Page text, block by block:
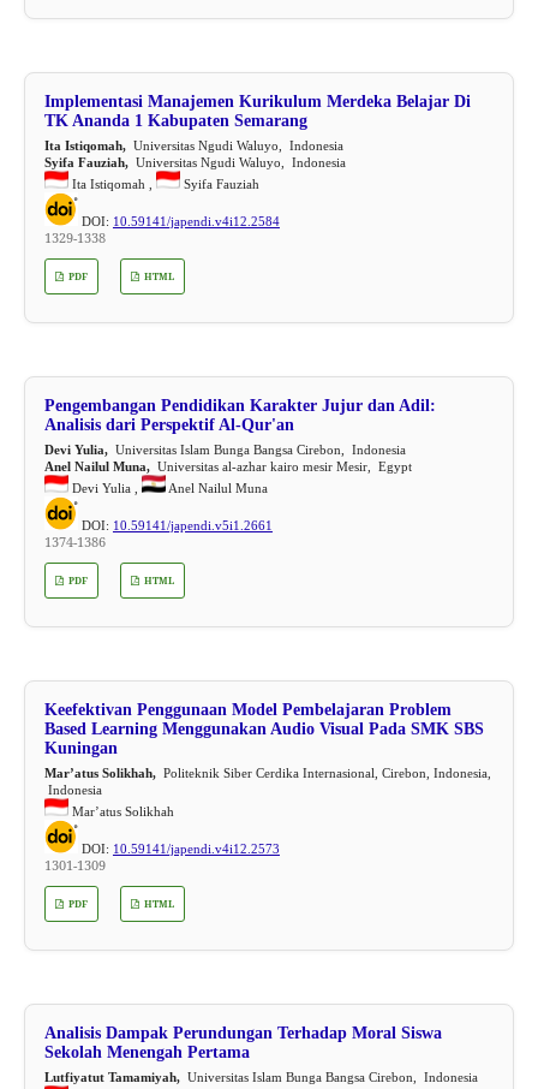
Implementasi Manajemen Kurikulum Merdeka Belajar Di
TK Ananda 1 Kabupaten Semarang
Ita Istiqomah,Universitas Ngudi Waluyo, Indonesia
Syifa Fauziah,Universitas Ngudi Waluyo, Indonesia
Ita Istiqomah ,
Syifa Fauziah
DOI: 10.59141/japendi.v4i12.2584
1329-1338
PDF HTML
Pengembangan Pendidikan Karakter Jujur dan Adil:
Analisis dari Perspektif Al-Qur'an
Devi Yulia,Universitas Islam Bunga Bangsa Cirebon, Indonesia
Anel Nailul Muna,Universitas al-azhar kairo mesir Mesir, Egypt
Devi Yulia ,
Anel Nailul Muna
DOI: 10.59141/japendi.v5i1.2661
1374-1386
PDF HTML
Keefektivan Penggunaan Model Pembelajaran Problem
Based Learning Menggunakan Audio Visual Pada SMK SBS
Kuningan
Mar’atus Solikhah,Politeknik Siber Cerdika Internasional, Cirebon, Indonesia,
Indonesia
Mar’atus Solikhah
DOI: 10.59141/japendi.v4i12.2573
1301-1309
PDF HTML
Analisis Dampak Perundungan Terhadap Moral Siswa
Sekolah Menengah Pertama
Lutfiyatut Tamamiyah,Universitas Islam Bunga Bangsa Cirebon, Indonesia